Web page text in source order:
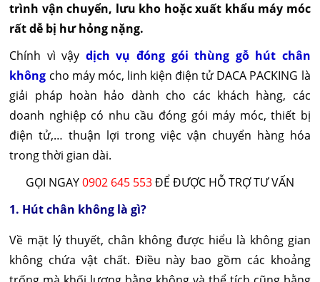
trình vận chuyển, lưu kho hoặc xuất khẩu máy móc
rất dễ bị hư hỏng nặng.
Chính vì vậy dịch vụ đóng gói thùng gỗ hút chân
không cho máy móc, linh kiện điện tử DACA PACKING là
giải pháp hoàn hảo dành cho các khách hàng, các
doanh nghiệp có nhu cầu đóng gói máy móc, thiết bị
điện tử,… thuận lợi trong việc vận chuyển hàng hóa
trong thời gian dài.
GỌI NGAY0902 645 553ĐỂ ĐƯỢC HỖ TRỢ TƯ VẤN
1. Hút chân không là gì?
Về mặt lý thuyết, chân không được hiểu là không gian
không chứa vật chất. Điều này bao gồm các khoảng